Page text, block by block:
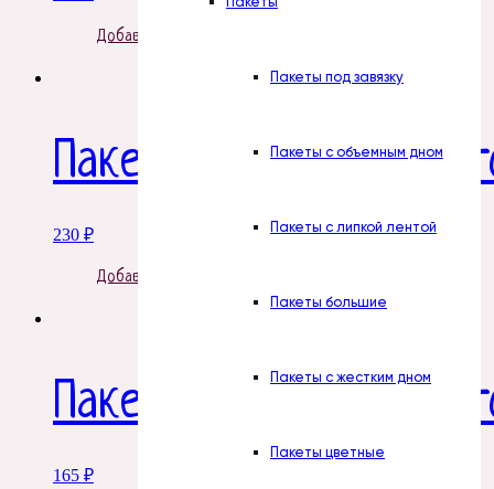
Пакеты под завязку
Пакеты с объемным дном
Пакеты с липкой лентой
Пакеты большие
Пакеты с жестким дном
Пакеты цветные
Добавить в корзину
Пакеты с липкой
230 ₽
Добавить в корзину
Пакеты с липкой
165 ₽